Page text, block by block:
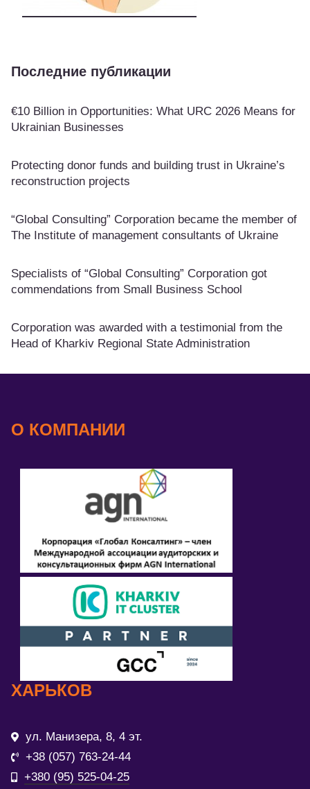
Последние публикации
€10 Billion in Opportunities: What URC 2026 Means for
Ukrainian Businesses
Protecting donor funds and building trust in Ukraine’s
reconstruction projects
“Global Consulting” Corporation became the member of
The Institute of management consultants of Ukraine
Specialists of “Global Consulting” Corporation got
commendations from Small Business School
Corporation was awarded with a testimonial from the
Head of Kharkiv Regional State Administration
О КОМПАНИИ
ХАРЬКОВ
ул. Манизера, 8, 4 эт.
+38 (057) 763-24-44
+380 (95) 525-04-25